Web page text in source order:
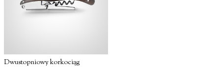
Dwustopniowy korkociąg